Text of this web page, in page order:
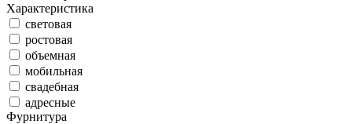
Характеристика
световая
ростовая
объемная
мобильная
свадебная
адресные
Фурнитура